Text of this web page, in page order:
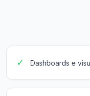
✓ Dashboards e